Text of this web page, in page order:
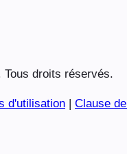
droits réservés.
d'utilisation | Clause